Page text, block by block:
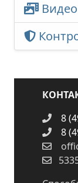
8
8